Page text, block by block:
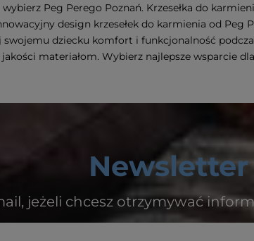
wybierz Peg Perego Poznań. Krzesełka do
design krzesełek do karmienia od Peg
swojemu dziecku komfort i funkcjonalność
materiałom. Wybierz najlepsze wsparcie
Newsletter
jeżeli chcesz otrzymywać